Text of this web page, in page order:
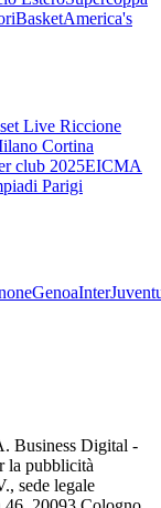
BasketAmerica's
Live Riccione
Cortina
club 2025EICMA
Parigi
GenoaInter
Business Digital -
la pubblicità
sede legale